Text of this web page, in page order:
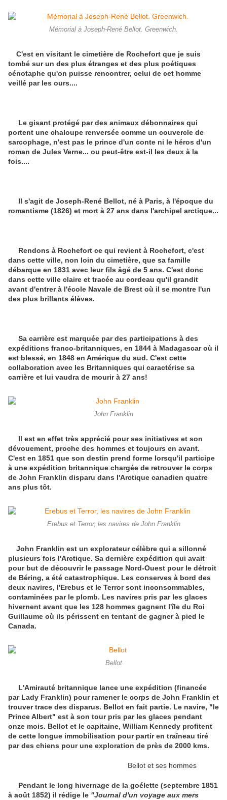
Mémorial à Joseph-René Bellot. Greenwich.
C'est en visitant le cimetière de Rochefort que je suis
tombé sur un des plus étranges et des plus poétiques
cénotaphe qu'on puisse rencontrer, celui de cet homme
veillé par les ours....
Le gisant protégé par des animaux débonnaires qui
portent une chaloupe renversée comme un couvercle de
sarcophage, n'est pas le prince d'un conte ni le héros d'un
roman de Jules Verne... ou peut-être est-il les deux à la
fois....
Il s'agit de Joseph-René Bellot, né à Paris, à l'époque du
romantisme (1826) et mort à 27 ans dans l'archipel arctique...
Rendons à Rochefort ce qui revient à Rochefort, c'est
dans cette ville, non loin du cimetière, que sa famille
débarque en 1831 avec leur fils âgé de 5 ans. C'est donc
dans cette ville claire et tracée au cordeau qu'il grandit
avant d'entrer à l'école Navale de Brest où il se montre l'un
des plus brillants élèves.
Sa carrière est marquée par des participations à des
expéditions franco-britanniques, en 1844 à Madagascar où il
est blessé, en 1848 en Amérique du sud. C'est cette
collaboration avec les Britanniques qui caractérise sa
carrière et lui vaudra de mourir à 27 ans!
John Franklin
Il est en effet très apprécié pour ses initiatives et son
dévouement, proche des hommes et toujours en avant.
C'est en 1851 que son destin prend forme lorsqu'il participe
à une expédition britannique chargée de retrouver le corps
de John Franklin disparu dans l'Arctique canadien quatre
ans plus tôt.
Erebus et Terror, les navires de John Franklin
John Franklin est un explorateur célèbre qui a sillonné
plusieurs fois l'Arctique. Sa dernière expédition qui avait
pour but de découvrir le passage Nord-Ouest pour le détroit
de Béring, a été catastrophique. Les conserves à bord des
deux navires, l'Erebus et le Terror sont inconsommables,
contaminées par le plomb. Les navires pris par les glaces
hivernent avant que les 128 hommes gagnent l'île du Roi
Guillaume où ils périssent en tentant de gagner à pied le
Canada.
Bellot
L'Amirauté britannique lance une expédition (financée
par Lady Franklin) pour ramener le corps de John Franklin et
trouver trace des disparus. Bellot en fait partie. Le navire, "le
Prince Albert" est à son tour pris par les glaces pendant
onze mois. Bellot et le capitaine, William Kennedy profitent
de cette longue immobilisation pour partir en traîneau tiré
par des chiens pour une exploration de près de 2000 kms.
Bellot et ses hommes
Pendant le long hivernage de la goélette (septembre 1851
à août 1852) il rédige le "Journal d'un voyage aux mers